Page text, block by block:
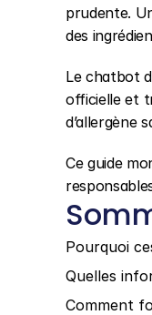
prudente.
des
Le chatbot
officielle et
d’allergène
Ce guide
Pourquoi
Quelles
Comment